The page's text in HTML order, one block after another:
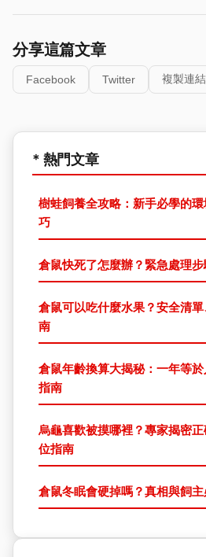
分享這篇文章
Facebook Twitter 複製連結
* 熱門文章
樹蛙飼養全攻略：新手必學的
巧
倉鼠快死了怎麼辦？緊急處理
倉鼠可以吃什麼水果？安全清
南
倉鼠年齡換算大揭秘：一年等
指南
烏龜喜歡被摸哪裡？專家揭密
位指南
倉鼠冬眠會硬掉嗎？真相與飼